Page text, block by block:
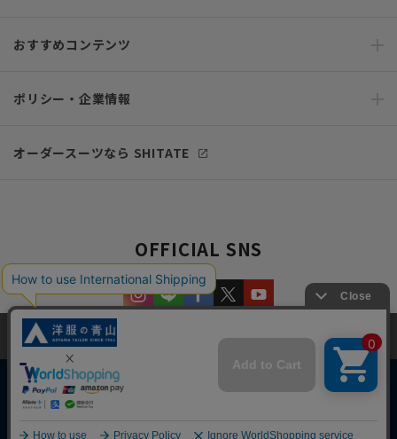
おすすめコンテンツ
ポリシー・企業情報
オーダースーツなら SHITATE
OFFICIAL SNS
Copyright © AOYAMA TRADING Co.,Ltd. All Rights Reserved
当サイトでは、快適な閲覧体験とコンテンツ改善のためにCookieを使用
しています。閲覧を続けることで、Cookieの使用に同意したものとみな
します。詳細については
同意して閉じる